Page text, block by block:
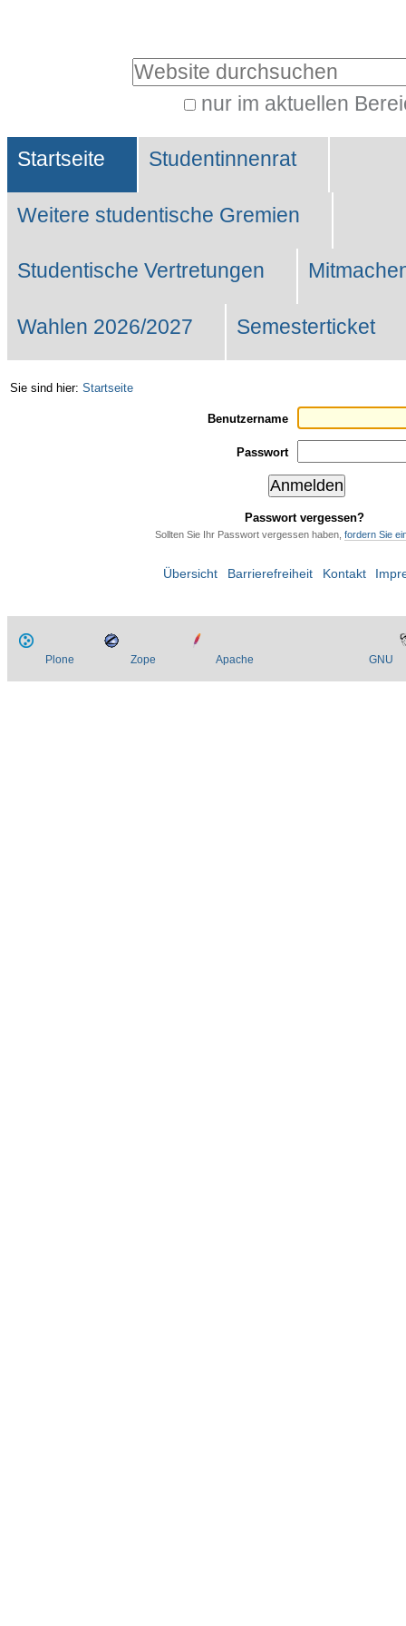
Website durchsuchen
nur im aktuellen
Suche…
Sektionen
Startseite Studentinnenrat
Weitere studentische Gremien
Studentische Vertretungen
Wahlen 2026/2027 Semesterticket
Sie sind hier: Startseite
Benutzername
Passwort
Passwort vergessen?
Sollten Sie Ihr Passwort vergessen haben, fordern Sie
Übersicht Barrierefreiheit Kontakt
Plone Zope Apache GNU